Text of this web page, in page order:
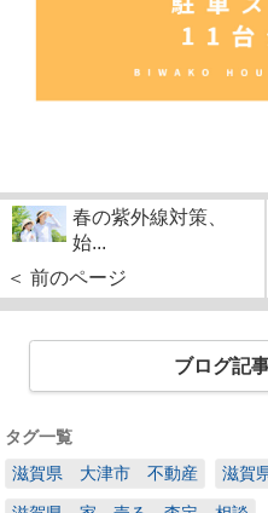
春の紫外線対策、
始...
＜ 前のページ
ブログ記
タグ一覧
滋賀県 大津市 不動産
滋賀